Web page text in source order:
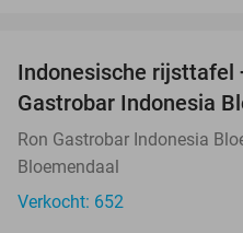
Indonesische rijsttafel
Gastrobar Indonesia
Ron Gastrobar Indonesia
Bloemendaal
Verkocht: 652